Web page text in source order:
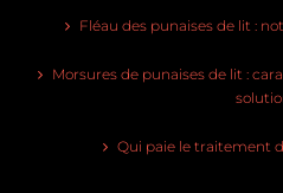
Fléau des punaises de lit :
Morsures de punaises de lit :
Qui paie le traitement